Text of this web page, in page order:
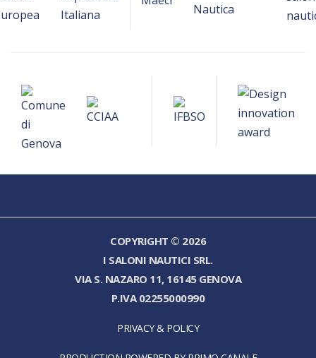
COPYRIGHT © 2026
I SALONI NAUTICI SRL.
VIA S. NAZARO 11, 16145 GENOVA
P.IVA 02255000990
PRIVACY & POLICY